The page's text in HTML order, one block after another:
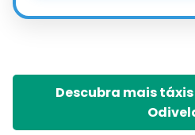
Descubra mais